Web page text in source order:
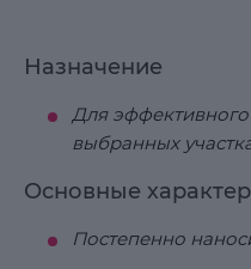
Назначение
Для
выбранных
Основные
Постепенно